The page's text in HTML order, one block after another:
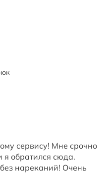
сервису! Мне срочно
обратился сюда.
нареканий! Очень